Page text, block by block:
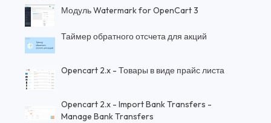
Модуль Watermark for OpenCart 3
Таймер обратного отсчета для акций
Opencart 2.x - Товары в виде прайс листа
Opencart 2.x - Import Bank Transfers -
Manage Bank Transfers